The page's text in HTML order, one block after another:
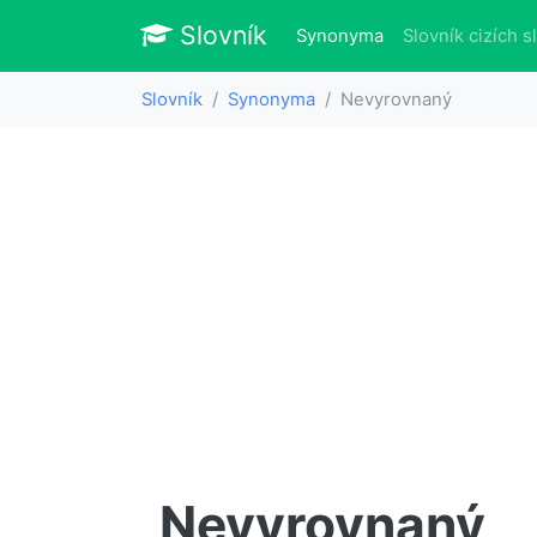
Slovník Slovník
Synonyma(aktuálně)
Slovník cizích
Slovník Synonyma Nevyrovnaný
Nevyrovnaný